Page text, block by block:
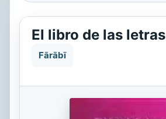
El libro de las letras
Fārābī